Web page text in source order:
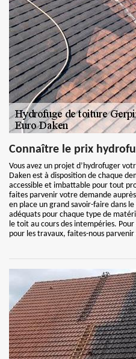
Connaître le prix
Vous avez un projet d’hydrofuger
Daken est à disposition de chaque
accessible et imbattable pour tout
faites parvenir votre demande
en place un grand savoir-faire dans
adéquats pour chaque type de
le toit au cours des intempéries.
pour les travaux, faites-nous